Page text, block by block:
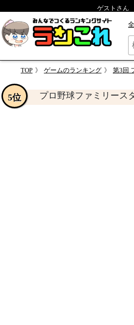
ゲストさん
TOP ゲームのランキング 第3回 ファミスタシリ
プロ野球ファミリース
5位